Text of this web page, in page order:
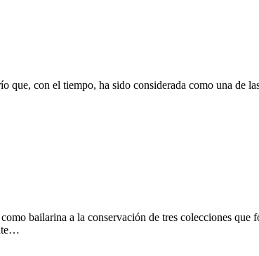
con el tiempo, ha sido considerada como una de
bailarina a la conservación de tres colecciones